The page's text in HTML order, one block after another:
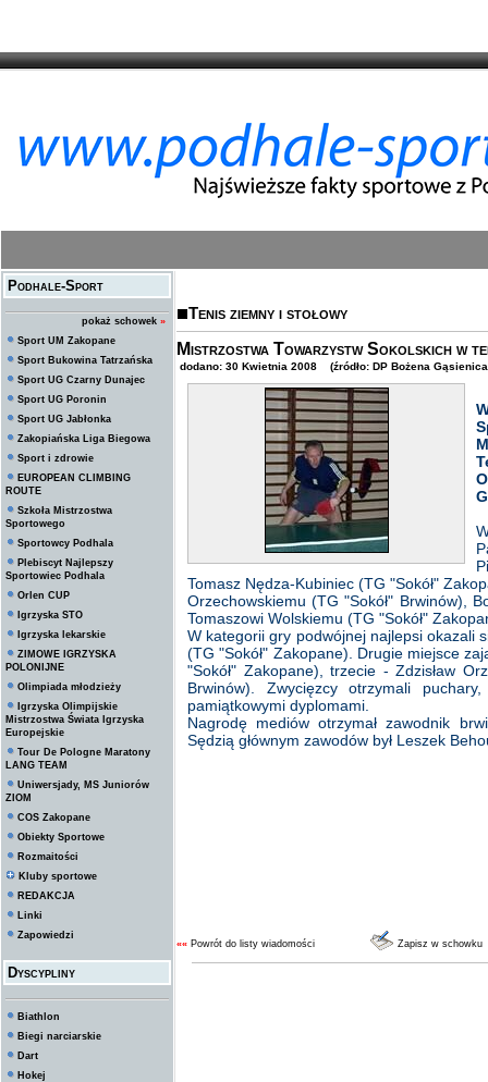
Podhale-Sport
pokaż schowek »
Sport UM Zakopane
Sport Bukowina Tatrzańska
Sport UG Czarny Dunajec
Sport UG Poronin
Sport UG Jabłonka
Zakopiańska Liga Biegowa
Sport i zdrowie
EUROPEAN CLIMBING
ROUTE
Szkoła Mistrzostwa
Sportowego
Sportowcy Podhala
Plebiscyt Najlepszy
Sportowiec Podhala
Orlen CUP
Igrzyska STO
Igrzyska lekarskie
ZIMOWE IGRZYSKA
POLONIJNE
Olimpiada młodzieży
Igrzyska Olimpijskie
Mistrzostwa Świata Igrzyska
Europejskie
Tour De Pologne Maratony
LANG TEAM
Uniwersjady, MS Juniorów
ZIOM
COS Zakopane
Obiekty Sportowe
Rozmaitości
Kluby sportowe
REDAKCJA
Linki
Zapowiedzi
Dyscypliny
Biathlon
Biegi narciarskie
Dart
Hokej
Tenis ziemny i stołowy
Mistrzostwa Towarzystw Sokolskich w
dodano: 30 Kwietnia 2008 (źródło: DP Bożena
Tomasz Nędza-Kubiniec (TG "Sokół"
Orzechowskiemu (TG "Sokół" Brwinów),
Tomaszowi Wolskiemu (TG "Sokół"
W kategorii gry podwójnej najlepsi okazali
(TG "Sokół" Zakopane). Drugie miejsce
"Sokół" Zakopane), trzecie - Zdzisław
Brwinów). Zwycięzcy otrzymali
pamiątkowymi dyplomami.
Nagrodę mediów otrzymał zawodnik
Sędzią głównym zawodów był Leszek
«« Powrót do listy wiadomości Zapisz w schowku